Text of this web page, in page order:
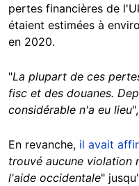
pertes financières de
étaient estimées à
en 2020.
"La plupart de ces
fisc et des douanes.
considérable n'a eu lieu
En revanche, il avait
trouvé aucune violation
l'aide occidentale"